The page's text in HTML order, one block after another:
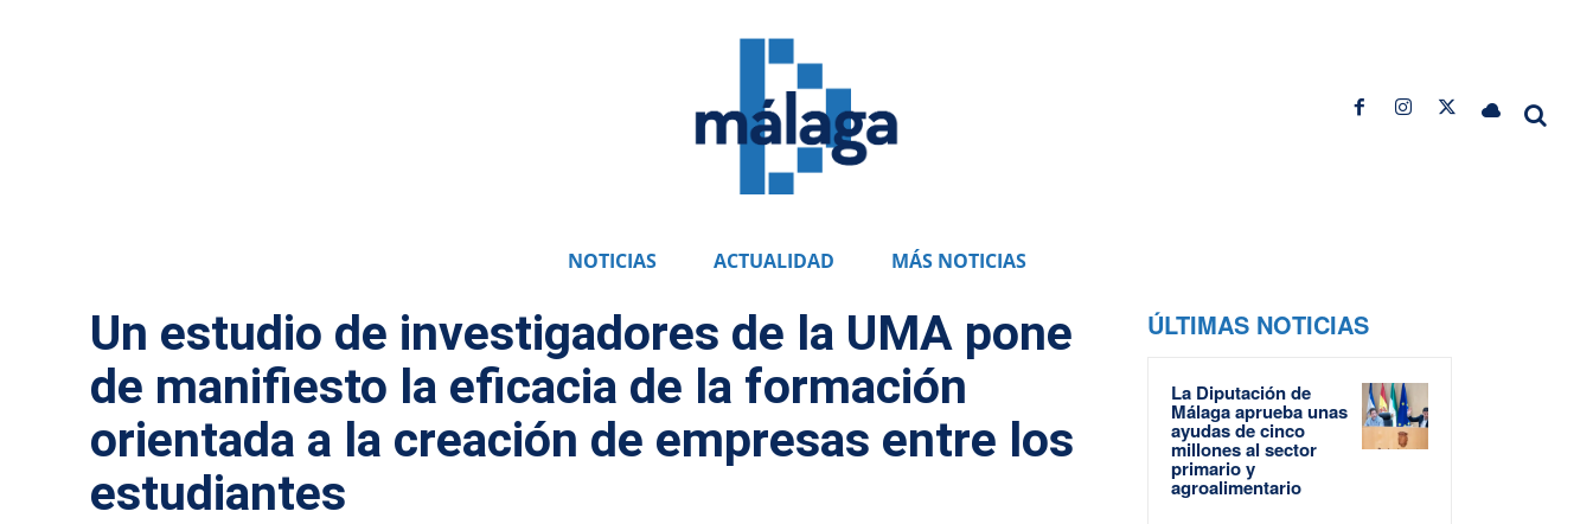
NOTICIAS ACTUALIDAD MÁS NOTICIAS
Un estudio de investigadores de la UMA pone
de manifiesto la eficacia de la formación
orientada a la creación de empresas entre los
estudiantes
ÚLTIMAS NOTICIAS
La Diputación de
Málaga aprueba unas
ayudas de cinco
millones al sector
primario y
agroalimentario